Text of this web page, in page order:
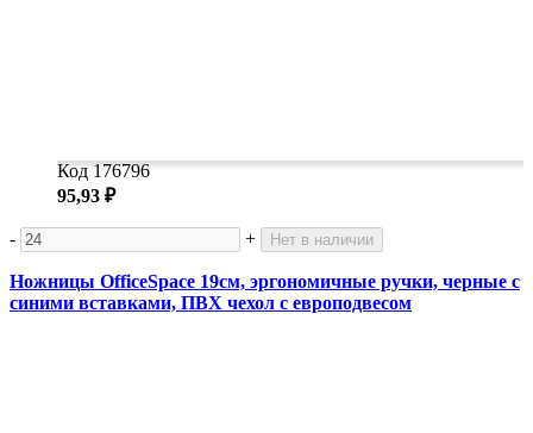
Код 176796
95,93 ₽
- + Нет в наличии
Ножницы OfficeSpace 19см, эргономичные ручки, черные с
синими вставками, ПВХ чехол с европодвесом